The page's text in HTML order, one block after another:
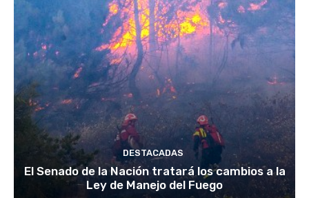
DESTACADAS
El Senado de la Nación tratará los cambios a la
Ley de Manejo del Fuego